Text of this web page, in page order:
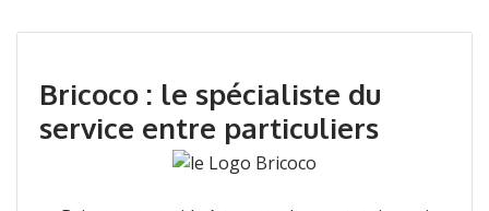
Bricoco : le spécialiste du
service entre particuliers